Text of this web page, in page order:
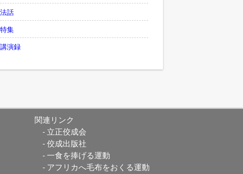
法話
特集
講演録
関連リンク
立正佼成会
佼成出版社
一食を捧げる運動
アフリカへ毛布をおくる運動